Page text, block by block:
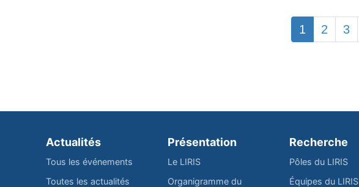
1 2 3
Actualités
Tous les événements
Toutes les actualités
Présentation
Le LIRIS
Organigramme du
Recherche
Pôles du LIRIS
Équipes du LIRIS